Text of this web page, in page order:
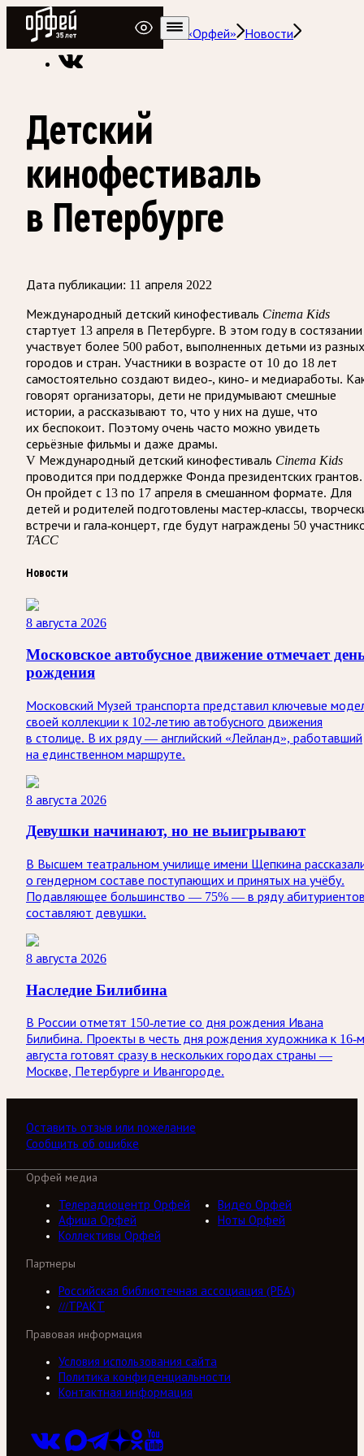
Радио Орфей
Радио классической музыки «Орфей»
Новости
Детский
кинофестиваль
в Петербурге
Дата публикации: 11 апреля 2022
Международный детский кинофестиваль Cinema Kids
стартует 13 апреля в Петербурге. В этом году в состязании
участвует более 500 работ, выполненных детьми из разных
городов и стран. Участники в возрасте от 10 до 18 лет
самостоятельно создают видео-, кино- и медиаработы.
говорят организаторы, дети не придумывают смешные
истории, а рассказывают то, что у них на душе, что
их беспокоит. Поэтому очень часто можно увидеть
серьёзные фильмы и даже драмы.
V Международный детский кинофестиваль Cinema Kids
проводится при поддержке Фонда президентских грантов.
Он пройдет с 13 по 17 апреля в смешанном формате. Для
детей и родителей подготовлены мастер-классы,
встречи и гала-концерт, где будут награждены 50
ТАСС
Новости
8 августа 2026
Московское автобусное движение отмечает
рождения
Московский Музей транспорта представил ключевые
своей коллекции к 102-летию автобусного движения
в столице. В их ряду — английский «Лейланд», работавший
на единственном маршруте.
8 августа 2026
Девушки начинают, но не выигрывают
В Высшем театральном училище имени Щепкина
о гендерном составе поступающих и принятых на учёбу.
Подавляющее большинство — 75% — в ряду
составляют девушки.
8 августа 2026
Наследие Билибина
В России отметят 150-летие со дня рождения Ивана
Билибина. Проекты в честь дня рождения художника к 16-
августа готовят сразу в нескольких городах страны —
Москве, Петербурге и Ивангороде.
Оставить отзыв или пожелание
Сообщить об ошибке
Орфей медиа
Телерадиоцентр Орфей
Видео Орфей
Афиша Орфей
Ноты Орфей
Коллективы Орфей
Партнеры
Российская библиотечная ассоциация (РБА)
///ТРАКТ
Правовая информация
Условия использования сайта
Политика конфиденциальности
Контактная информация